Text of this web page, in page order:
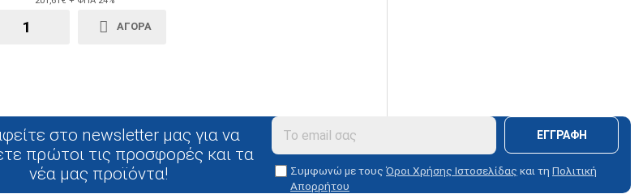
ΑΓΟΡΆ
στο newsletter μας για να
πρώτοι τις προσφορές και τα
νέα μας προϊόντα!
ΕΓΓΡΑΦΉ
Συμφωνώ με τους Όροι Χρήσης Ιστοσελίδας και τη Πολιτική
Απορρήτου